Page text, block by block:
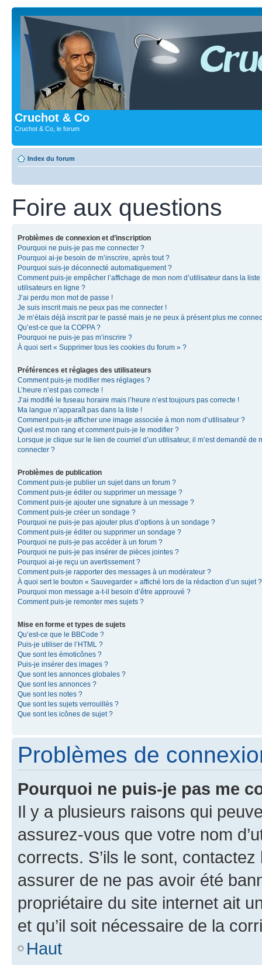
Cruchot & Co
Cruchot & Co, le forum
Index du forum
Foire aux questions
Problèmes de connexion et d’inscription
Pourquoi ne puis-je pas me connecter ?
Pourquoi ai-je besoin de m’inscrire, après tout ?
Pourquoi suis-je déconnecté automatiquement ?
Comment puis-je empêcher l’affichage de mon nom d’utilisateur dans la liste
utilisateurs en ligne ?
J’ai perdu mon mot de passe !
Je suis inscrit mais ne peux pas me connecter !
Je m’étais déjà inscrit par le passé mais je ne peux à présent plus me
Qu’est-ce que la COPPA ?
Pourquoi ne puis-je pas m’inscrire ?
À quoi sert « Supprimer tous les cookies du forum » ?
Préférences et réglages des utilisateurs
Comment puis-je modifier mes réglages ?
L’heure n’est pas correcte !
J’ai modifié le fuseau horaire mais l’heure n’est toujours pas correcte !
Ma langue n’apparaît pas dans la liste !
Comment puis-je afficher une image associée à mon nom d’utilisateur ?
Quel est mon rang et comment puis-je le modifier ?
Lorsque je clique sur le lien de courriel d’un utilisateur, il m’est demandé de
connecter ?
Problèmes de publication
Comment puis-je publier un sujet dans un forum ?
Comment puis-je éditer ou supprimer un message ?
Comment puis-je ajouter une signature à un message ?
Comment puis-je créer un sondage ?
Pourquoi ne puis-je pas ajouter plus d’options à un sondage ?
Comment puis-je éditer ou supprimer un sondage ?
Pourquoi ne puis-je pas accéder à un forum ?
Pourquoi ne puis-je pas insérer de pièces jointes ?
Pourquoi ai-je reçu un avertissement ?
Comment puis-je rapporter des messages à un modérateur ?
À quoi sert le bouton « Sauvegarder » affiché lors de la rédaction d’un sujet ?
Pourquoi mon message a-t-il besoin d’être approuvé ?
Comment puis-je remonter mes sujets ?
Mise en forme et types de sujets
Qu’est-ce que le BBCode ?
Puis-je utiliser de l’HTML ?
Que sont les émoticônes ?
Puis-je insérer des images ?
Que sont les annonces globales ?
Que sont les annonces ?
Que sont les notes ?
Que sont les sujets verrouillés ?
Que sont les icônes de sujet ?
Problèmes de
Pourquoi ne puis-je pas me
Il y a plusieurs raisons qui
assurez-vous que votre nom
corrects. S’ils le sont,
assurer de ne pas avoir été
propriétaire du site internet ait
et qu’il soit nécessaire de la
Haut